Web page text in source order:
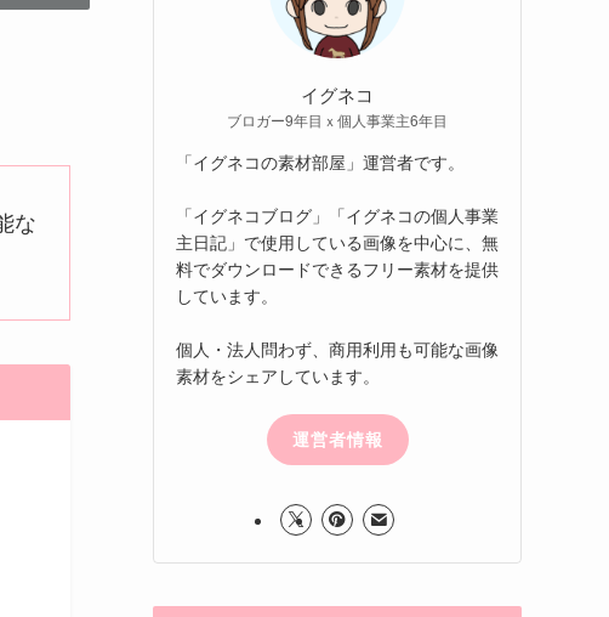
な
イグネコ
ブロガー9年目ｘ個人事業主6年目
「イグネコの素材部屋」運営者です。
「イグネコブログ」「イグネコの個人事業
主日記」で使用している画像を中心に、無
料でダウンロードできるフリー素材を提供
しています。
個人・法人問わず、商用利用も可能な画像
素材をシェアしています。
運営者情報